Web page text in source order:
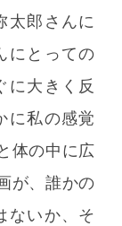
太郎さんに
にとっての
に大きく反
に私の感覚
体の中に広
が、誰かの
ないか、そ